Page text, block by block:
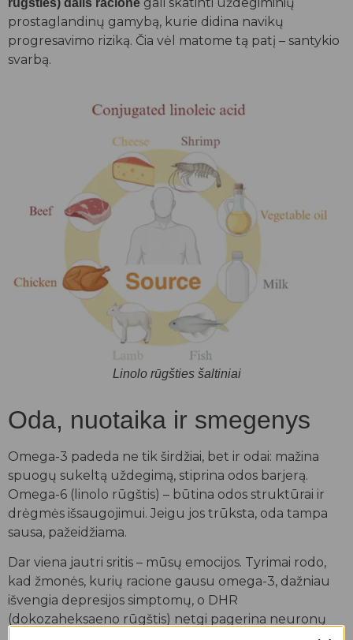
rūgšties) dalis racione
prostaglandinų gamybą, kurie didina navikų
progresavimo riziką. Čia vėl matome tą patį – santykio
svarbą.
Linolo rūgšties šaltiniai
Oda, nuotaika ir smegenys
Omega-3 padeda ne tik širdžiai, bet ir odai: mažina
spuogų sukeltą uždegimą, stiprina odos barjerą.
Omega-6 (linolo rūgštis) – būtina odos struktūrai ir
drėgmės išsaugojimui. Jeigu jos trūksta, oda tampa
sausa, pažeidžiama.
Dar viena jautri sritis – mūsų emocijos. Tyrimai rodo,
kad žmonės, kurių racione gausu omega-3, dažniau
išvengia depresijos simptomų, o DHR
(dokozaheksaeno rūgštis) netgi pagerina neuronų